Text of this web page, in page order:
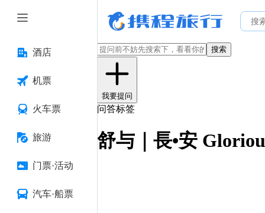
酒店
机票
火车票
旅游
门票·活动
汽车·船票
搜索
我要提问
问答标签
舒与｜長•安